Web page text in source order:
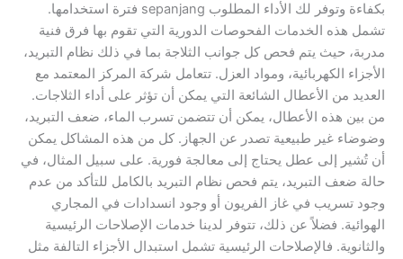
بكفاءة وتوفر لك الأداء المطلوب sepanjang فترة استخدامها.
تشمل هذه الخدمات الفحوصات الدورية التي تقوم بها فرق فنية
مدربة، حيث يتم فحص كل جوانب الثلاجة بما في ذلك نظام التبريد،
الأجزاء الكهربائية، ومواد العزل. تتعامل شركة المركز المعتمد مع
العديد من الأعطال الشائعة التي يمكن أن تؤثر على أداء الثلاجات.
من بين هذه الأعطال، يمكن أن تتضمن تسرب الماء، ضعف التبريد،
وضوضاء غير طبيعية تصدر عن الجهاز. كل من هذه المشاكل يمكن
أن تُشير إلى عطل يحتاج إلى معالجة فورية. على سبيل المثال، في
حالة ضعف التبريد، يتم فحص نظام التبريد بالكامل للتأكد من عدم
وجود تسريب في غاز الفريون أو وجود انسدادات في المجاري
الهوائية. فضلاً عن ذلك، تتوفر لدينا خدمات الإصلاحات الرئيسية
والثانوية. فالإصلاحات الرئيسية تشمل استبدال الأجزاء التالفة مثل